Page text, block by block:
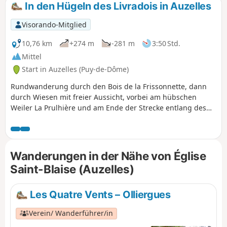
In den Hügeln des Livradois in Auzelles
Visorando-Mitglied
10,76 km
+274 m -281 m
3:50 Std.
Mittel
Start in Auzelles (Puy-de-Dôme)
Rundwanderung durch den Bois de la Frissonnette, dann
durch Wiesen mit freier Aussicht, vorbei am hübschen
Weiler La Prulhière und am Ende der Strecke entlang des
Wanderungen in der Nähe von Église
Saint-Blaise (Auzelles)
Les Quatre Vents – Olliergues
Verein/ Wanderführer/in